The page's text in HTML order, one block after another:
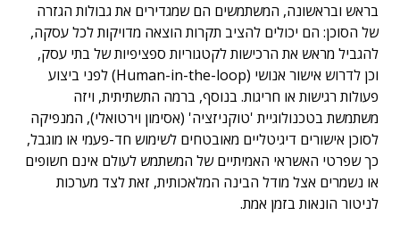
בראש ובראשונה, המשתמשים הם שמגדירים את גבולות הגזרה
של הסוכן: הם יכולים להציב תקרות הוצאה מדויקות לכל עסקה,
להגביל מראש את הרכישות לקטגוריות ספציפיות של בתי עסק,
וכן לדרוש אישור אנושי (Human-in-the-loop) לפני ביצוע
פעולות רגישות או חריגות. בנוסף, ברמה התשתיתית, ויזה
משתמשת בטכנולוגיית 'טוקניזציה' (אסימון וירטואלי), המנפיקה
לסוכן אישורים דיגיטליים מאובטחים לשימוש חד-פעמי או מוגבל,
כך שפרטי האשראי האמיתיים של המשתמש לעולם אינם חשופים
או נשמרים אצל מודל הבינה המלאכותית, זאת לצד מערכות
לניטור הונאות בזמן אמת.